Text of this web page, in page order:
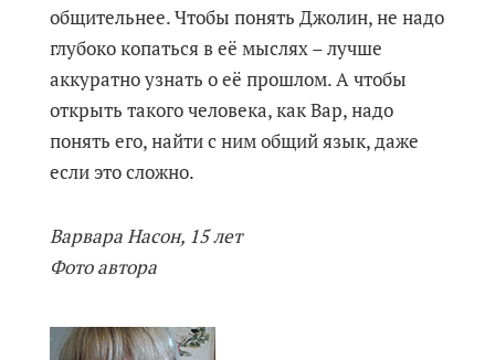
общительнее. Чтобы понять Джолин, не надо
глубоко копаться в её мыслях – лучше
аккуратно узнать о её прошлом. А чтобы
открыть такого человека, как Вар, надо
понять его, найти с ним общий язык, даже
если это сложно.
Варвара Насон, 15 лет
Фото автора